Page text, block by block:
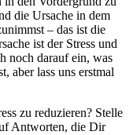
die Ursache in dem
– das ist die
ist der Stress und
noch darauf ein, was
aber lass uns erstmal
zu reduzieren? Stelle
Antworten, die Dir